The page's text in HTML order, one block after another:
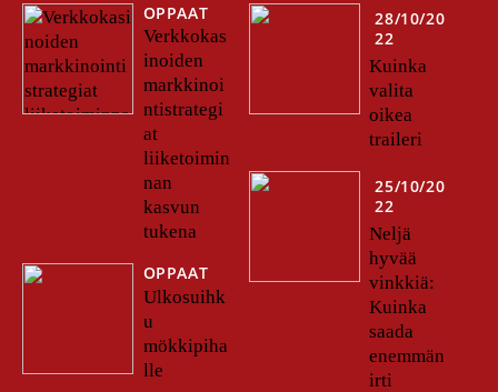
OPPAAT
Verkkokas
inoiden
markkinoi
ntistrategi
at
liiketoimin
nan
kasvun
tukena
OPPAAT
Ulkosuihk
u
mökkipiha
lle
28/10/20
22
Kuinka
valita
oikea
traileri
25/10/20
22
Neljä
hyvää
vinkkiä:
Kuinka
saada
enemmän
irti